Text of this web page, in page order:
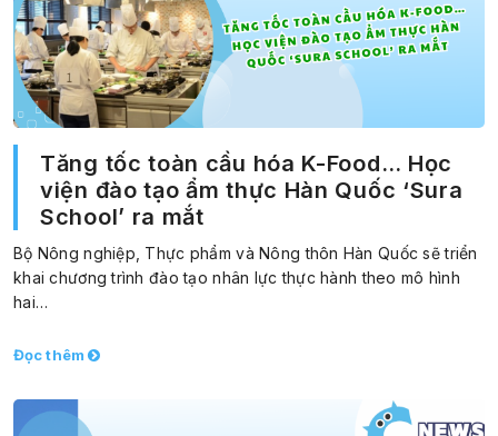
Tăng tốc toàn cầu hóa K-Food… Học
viện đào tạo ẩm thực Hàn Quốc ‘Sura
School’ ra mắt
Bộ Nông nghiệp, Thực phẩm và Nông thôn Hàn Quốc sẽ triển
khai chương trình đào tạo nhân lực thực hành theo mô hình
hai…
Đọc thêm